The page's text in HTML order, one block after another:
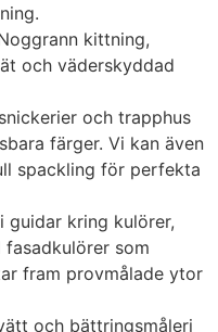
kittning,
och väderskyddad
och trapphus
färger. Vi kan även
spackling för perfekta
guidar kring kulörer,
som
fram provmålade ytor
och bättringsmåleri